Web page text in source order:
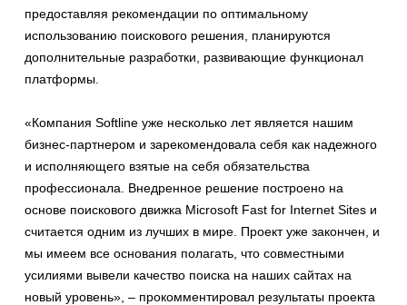
предоставляя рекомендации по оптимальному
использованию поискового решения, планируются
дополнительные разработки, развивающие функционал
платформы.
«Компания Softline уже несколько лет является нашим
бизнес-партнером и зарекомендовала себя как надежного
и исполняющего взятые на себя обязательства
профессионала. Внедренное решение построено на
основе поискового движка Microsoft Fast for Internet Sites и
считается одним из лучших в мире. Проект уже закончен, и
мы имеем все основания полагать, что совместными
усилиями вывели качество поиска на наших сайтах на
новый уровень», – прокомментировал результаты проекта